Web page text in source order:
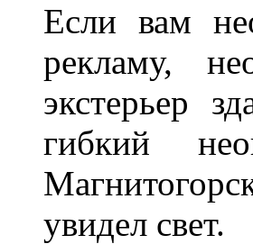
Если вам
рекламу,
экстерьер
гибкий
увидел свет.